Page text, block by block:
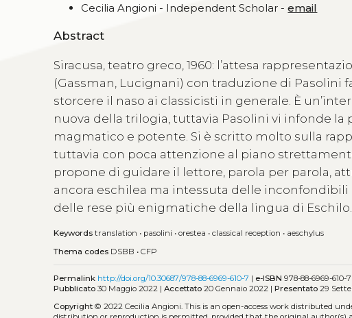
Cecilia Angioni - Independent Scholar -email
Abstract
Siracusa, teatro greco, 1960: l’attesa
(Gassman, Lucignani) con traduzione di Pasolini
storcere il naso ai classicisti in generale. È
nuova della trilogia, tuttavia Pasolini vi infonde
magmatico e potente. Si è scritto molto sulla
tuttavia con poca attenzione al piano
propone di guidare il lettore, parola per parola,
ancora eschilea ma intessuta delle
delle rese più enigmatiche della lingua di Eschilo.
Keywords translation • pasolini •orestea •classical reception • aeschylus
Thema codes DSBB •CFP
Permalink http://doi.org/10.30687/978-88-6969-610-7 | e-ISBN 978-88-6969-610-
Pubblicato 30 Maggio 2022 |Accettato 20 Gennaio 2022 |Presentato 29
Copyright © 2022 Cecilia Angioni.This is an open-access work distributed